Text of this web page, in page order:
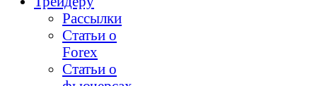
Рассылки
Статьи о
Forex
Статьи о